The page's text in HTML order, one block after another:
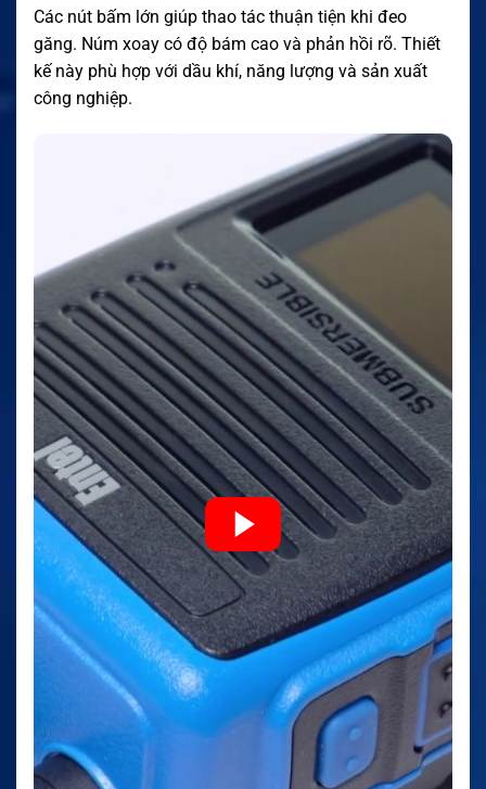
Các nút bấm lớn giúp thao tác thuận tiện khi đeo
găng. Núm xoay có độ bám cao và phản hồi rõ. Thiết
kế này phù hợp với dầu khí, năng lượng và sản xuất
công nghiệp.